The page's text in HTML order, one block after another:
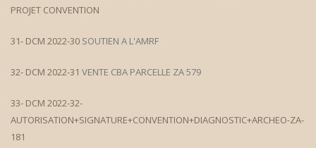
PROJET CONVENTION
31- DCM 2022-30 SOUTIEN A L'AMRF
32- DCM 2022-31 VENTE CBA PARCELLE ZA 579
33- DCM 2022-32-
AUTORISATION+SIGNATURE+CONVENTION+DIAGNOSTIC+ARCHEO-ZA-
181